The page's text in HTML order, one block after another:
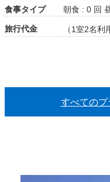
食事タイプ
朝食 : 0 回
旅行代金 （1室2名利
すべてのプ